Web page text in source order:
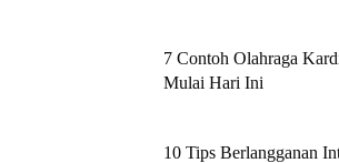
7 Contoh Olahraga
Mulai Hari Ini
10 Tips Berlangganan